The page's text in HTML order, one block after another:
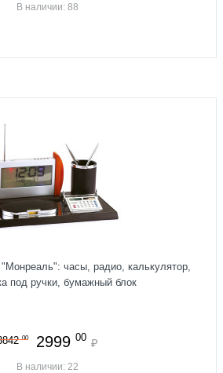
В наличии: 88
часы, радио, калькулятор,
под ручки, бумажный блок
00 2999 00 ₽
В наличии: 22